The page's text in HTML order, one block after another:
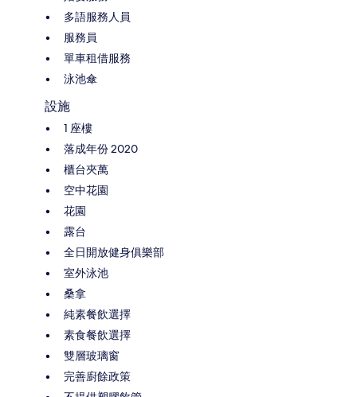
多語服務人員
服務員
單車租借服務
泳池傘
設施
1 座樓
落成年份 2020
櫃台夾萬
空中花園
花園
露台
全日開放健身俱樂部
室外泳池
桑拿
純素餐飲選擇
素食餐飲選擇
雙層玻璃窗
完善廚餘政策